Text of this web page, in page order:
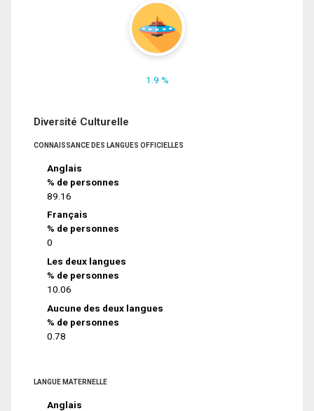
1.9 %
Diversité Culturelle
CONNAISSANCE DES LANGUES OFFICIELLES
Anglais
% de personnes
89.16
Français
% de personnes
0
Les deux langues
% de personnes
10.06
Aucune des deux langues
% de personnes
0.78
LANGUE MATERNELLE
Anglais